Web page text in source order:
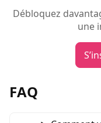
Débloquez
une
FAQ